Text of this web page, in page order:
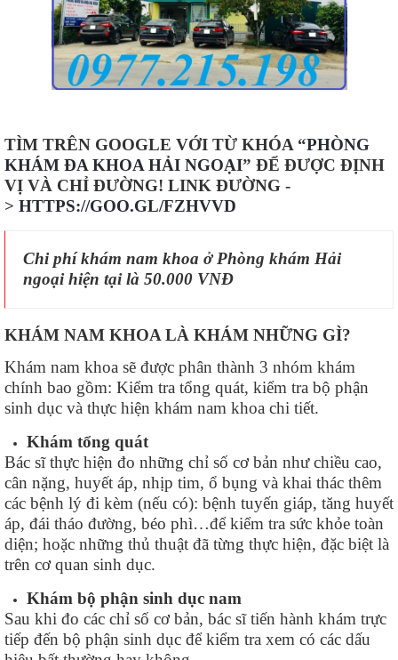
TÌM TRÊN GOOGLE VỚI TỪ KHÓA “PHÒNG
KHÁM ĐA KHOA HẢI NGOẠI” ĐỂ ĐƯỢC ĐỊNH
VỊ VÀ CHỈ ĐƯỜNG! LINK ĐƯỜNG -
> HTTPS://GOO.GL/FZHVVD
Chi phí khám nam khoa ở Phòng khám Hải
ngoại hiện tại là 50.000 VNĐ
KHÁM NAM KHOA LÀ KHÁM NHỮNG GÌ?
Khám nam khoa sẽ được phân thành 3 nhóm khám
chính bao gồm: Kiểm tra tổng quát, kiểm tra bộ phận
sinh dục và thực hiện khám nam khoa chi tiết.
Khám tổng quát
Bác sĩ thực hiện đo những chỉ số cơ bản như chiều cao,
cân nặng, huyết áp, nhịp tim, ổ bụng và khai thác thêm
các bệnh lý đi kèm (nếu có): bệnh tuyến giáp, tăng huyết
áp, đái tháo đường, béo phì…để kiểm tra sức khỏe toàn
diện; hoặc những thủ thuật đã từng thực hiện, đặc biệt là
trên cơ quan sinh dục.
Khám bộ phận sinh dục nam
Sau khi đo các chỉ số cơ bản, bác sĩ tiến hành khám trực
tiếp đến bộ phận sinh dục để kiểm tra xem có các dấu